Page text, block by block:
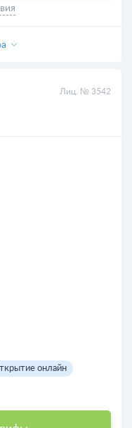
Лиц. № 3542
онлайн